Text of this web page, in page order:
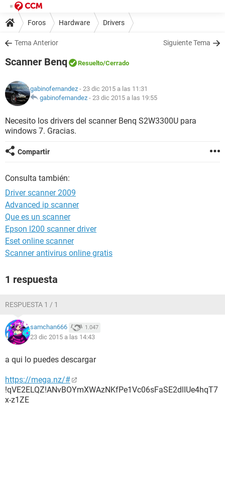
Foros Hardware Drivers
Tema Anterior Siguiente Tema
Scanner Benq Resuelto/Cerrado
gabinofernandez - 23 dic 2015 a las 11:31
gabinofernandez - 23 dic 2015 a las 19:55
Necesito los drivers del scanner Benq S2W3300U para
windows 7. Gracias.
Compartir
Consulta también:
Driver scanner 2009
Advanced ip scanner
Que es un scanner
Epson l200 scanner driver
Eset online scanner
Scanner antivirus online gratis
1 respuesta
RESPUESTA 1 / 1
samchan666 1.047
23 dic 2015 a las 14:43
a qui lo puedes descargar
https://mega.nz/#
!qVE2ELQZ!ANvBOYmXWAzNKfPe1Vc06sFaSE2dlIUe4hqT7
x-z1ZE